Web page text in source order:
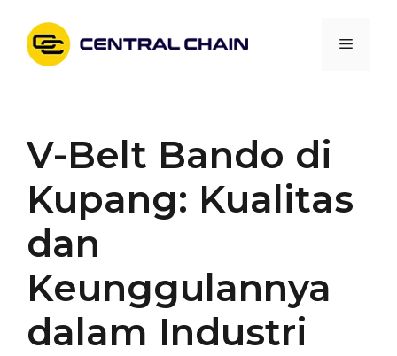
content
Menu
V-Belt Bando di
Kupang: Kualitas
dan
Keunggulannya
dalam Industri